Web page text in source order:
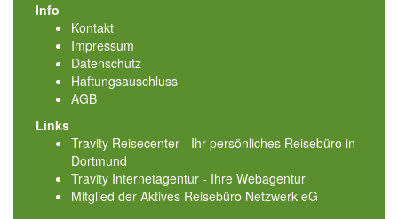
Info
Kontakt
Impressum
Datenschutz
Haftungsauschluss
AGB
Links
Travity Reisecenter - Ihr persönliches Reisebüro in
Dortmund
Travity Internetagentur - Ihre Webagentur
Mitglied der Aktives Reisebüro Netzwerk eG